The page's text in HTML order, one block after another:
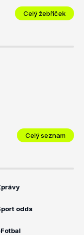
Celý žebříček
Celý seznam
odds